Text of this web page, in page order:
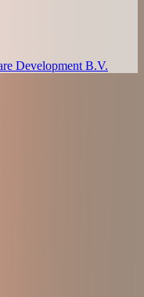
Development B.V.